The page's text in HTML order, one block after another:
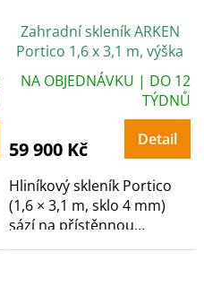
Zahradní skleník ARKEN
Portico 1,6 x 3,1 m, výška
248 cm, sklo 4 mm
NA OBJEDNÁVKU | DO 12
TÝDNŮ
59 900 Kč Detail
Hliníkový skleník Portico
(1,6 × 3,1 m, sklo 4 mm)
sází na přístěnnou
konstrukcí s...